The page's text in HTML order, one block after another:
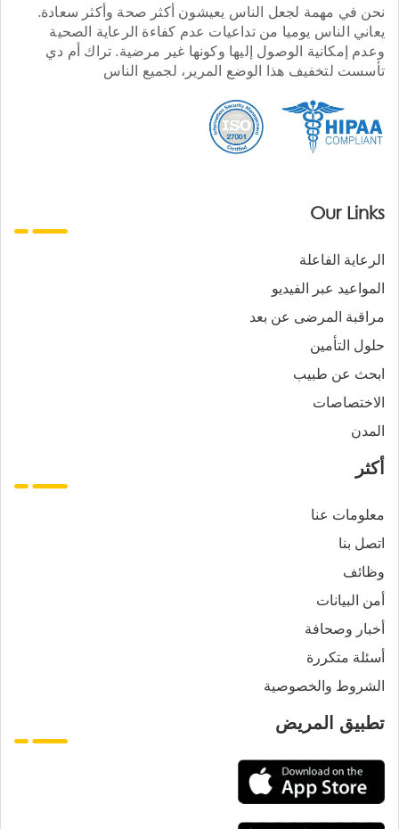
نحن في مهمة لجعل الناس يعيشون أكثر صحة وأكثر سعادة.
يعاني الناس يوميا من تداعيات عدم كفاءة الرعاية الصحية
وعدم إمكانية الوصول إليها وكونها غير مرضية. تراك أم دي
تأسست لتخفيف هذا الوضع المرير، لجميع الناس
Our Links
الرعاية الفاعلة
المواعيد عبر الفيديو
مراقبة المرضى عن بعد
حلول التأمين
ابحث عن طبيب
الاختصاصات
المدن
أكثر
معلومات عنا
اتصل بنا
وظائف
أمن البيانات
أخبار وصحافة
أسئلة متكررة
الشروط والخصوصية
تطبيق المريض